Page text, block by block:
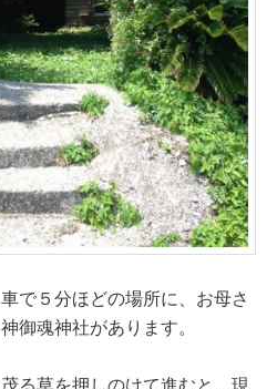
で５分ほどの場所に、お母さ
御魂神社があります。